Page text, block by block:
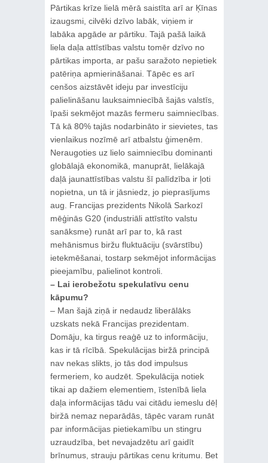
Pārtikas krīze lielā mērā saistīta arī ar Ķīnas
izaugsmi, cilvēki dzīvo labāk, viņiem ir
labāka apgāde ar pārtiku. Tajā pašā laikā
liela daļa attīstības valstu tomēr dzīvo no
pārtikas importa, ar pašu saražoto nepietiek
patēriņa apmierināšanai. Tāpēc es arī
cenšos aizstāvēt ideju par investīciju
palielināšanu lauksaimniecībā šajās valstīs,
īpaši sekmējot mazās fermeru saimniecības.
Tā kā 80% tajās nodarbināto ir sievietes, tas
vienlaikus nozīmē arī atbalstu ģimenēm.
Neraugoties uz lielo saimniecību dominanti
globālajā ekonomikā, manuprāt, lielākajā
daļā jaunattīstības valstu šī palīdzība ir ļoti
nopietna, un tā ir jāsniedz, jo pieprasījums
aug. Francijas prezidents Nikolā Sarkozī
mēģinās G20 (industriāli attīstīto valstu
sanāksme) runāt arī par to, kā rast
mehānismus biržu fluktuāciju (svārstību)
ietekmēšanai, tostarp sekmējot informācijas
pieejamību, palielinot kontroli.
– Lai ierobežotu spekulatīvu cenu
kāpumu?
– Man šajā ziņā ir nedaudz liberālāks
uzskats nekā Francijas prezidentam.
Domāju, ka tirgus reaģē uz to informāciju,
kas ir tā rīcībā. Spekulācijas biržā principā
nav nekas slikts, jo tās dod impulsus
fermeriem, ko audzēt. Spekulācija notiek
tikai ap dažiem elementiem, īstenībā liela
daļa informācijas tādu vai citādu iemeslu dēļ
biržā nemaz neparādās, tāpēc varam runāt
par informācijas pietiekamību un stingru
uzraudzība, bet nevajadzētu arī gaidīt
brīnumus, strauju pārtikas cenu kritumu. Bet